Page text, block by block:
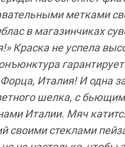
метками
в магазинчиках
Краска не успела
Италия! И одна
шелка, с
Италии. Мяч
своими стеклами